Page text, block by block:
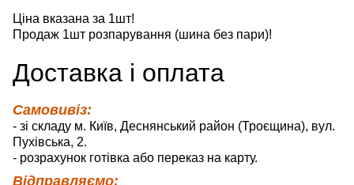
Ціна вказана за 1шт!
Продаж 1шт розпарування (шина без пари)!
Доставка і оплата
Самовивіз:
- зі складу м. Київ, Деснянський район (Троєщина), вул.
Пухівська, 2.
- розрахунок готівка або переказ на карту.
Відправляємо: